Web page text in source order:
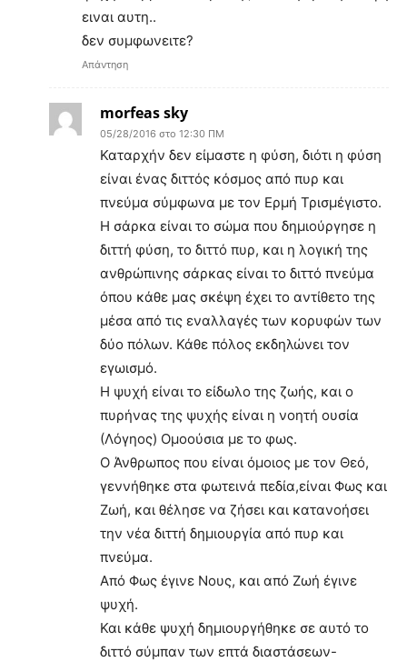
ειναι αυτη..
δεν συμφωνειτε?
Απάντηση
morfeas sky
05/28/2016 στο 12:30 ΠΜ
Καταρχήν δεν είμαστε η φύση, διότι η φύση
είναι ένας διττός κόσμος από πυρ και
πνεύμα σύμφωνα με τον Ερμή Τρισμέγιστο.
Η σάρκα είναι το σώμα που δημιούργησε η
διττή φύση, το διττό πυρ, και η λογική της
ανθρώπινης σάρκας είναι το διττό πνεύμα
όπου κάθε μας σκέψη έχει το αντίθετο της
μέσα από τις εναλλαγές των κορυφών των
δύο πόλων. Κάθε πόλος εκδηλώνει τον
εγωισμό.
Η ψυχή είναι το είδωλο της ζωής, και ο
πυρήνας της ψυχής είναι η νοητή ουσία
(Λόγηος) Ομοούσια με το φως.
Ο Άνθρωπος που είναι όμοιος με τον Θεό,
γεννήθηκε στα φωτεινά πεδία,είναι Φως και
Ζωή, και θέλησε να ζήσει και κατανοήσει
την νέα διττή δημιουργία από πυρ και
πνεύμα.
Από Φως έγινε Νους, και από Ζωή έγινε
ψυχή.
Και κάθε ψυχή δημιουργήθηκε σε αυτό το
διττό σύμπαν των επτά διαστάσεων-